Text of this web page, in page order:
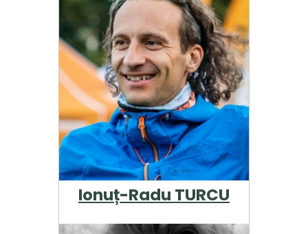
Ionuț-Radu TURCU